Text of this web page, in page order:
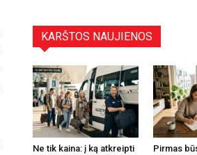
KARŠTOS NAUJIENOS
Ne tik kaina: į ką atkreipti
Pirmas